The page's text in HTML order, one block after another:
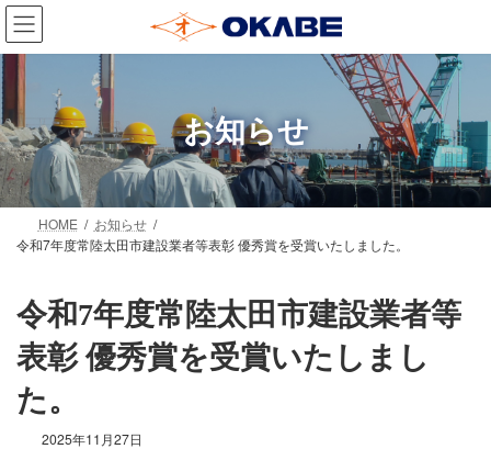
コ
ン
テ
ン
ツ
へ
ス
キ
ッ
ナ
ビ
ゲ
ー
シ
ョ
ン
に
移
お知らせ
HOME
お知らせ
令和7年度常陸太田市建設業者等表彰 優秀賞を受賞いたしました。
令和7年度常陸太田市建設業者等
表彰 優秀賞を受賞いたしまし
た。
2025年11月27日